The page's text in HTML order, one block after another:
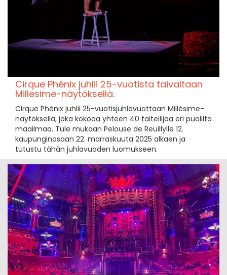
Cirque Phénix juhlii 25-vuotista taivaltaan
Millesime-näytöksellä.
Cirque Phénix juhlii 25-vuotisjuhlavuottaan Millésime-
näytöksellä, joka kokoaa yhteen 40 taiteilijaa eri puolilta
maailmaa. Tule mukaan Pelouse de Reuillylle 12.
kaupunginosaan 22. marraskuuta 2025 alkaen ja
tutustu tähän juhlavuoden luomukseen.